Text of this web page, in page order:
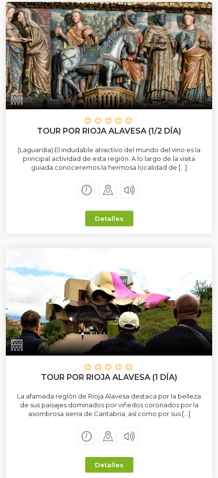
TOUR POR RIOJA ALAVESA (1/2 DÍA)
(Laguardia) El indudable atractivo del mundo del vino es la
principal actividad de esta región. A lo largo de la visita
guiada conoceremos la hermosa localidad de […]
Detalles
TOUR POR RIOJA ALAVESA (1 DÍA)
La afamada región de Rioja Alavesa destaca por la belleza
de sus paisajes dominados por viñedos coronados por la
asombrosa sierra de Cantabria, así como por sus […]
Detalles